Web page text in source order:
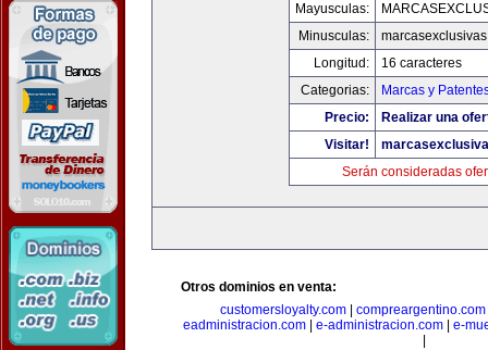
Mayusculas:
Minusculas:
Longitud:
16 caracteres
Categorias:
Marcas y
Precio:
Realizar una
Visitar!
Serán consideradas
Otros dominios en venta:
customersloyalty.com| compreargentino.com
eadministracion.com| e-administracion.com| e-